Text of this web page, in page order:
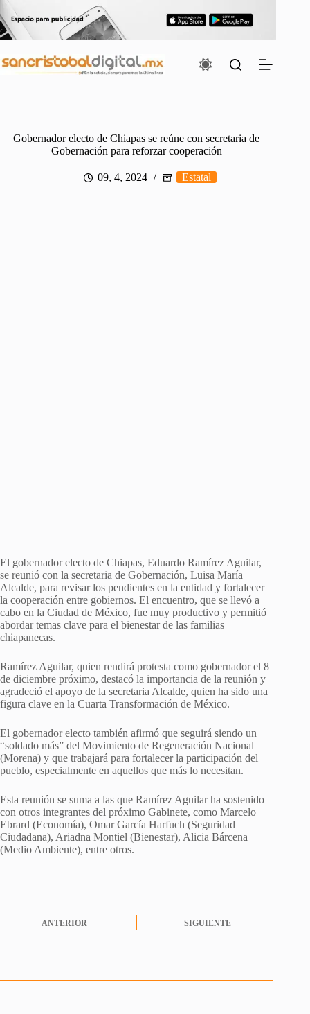
al
contenido
Gobernador electo de Chiapas se reúne con secretaria de
Gobernación para reforzar cooperación
09, 4, 2024 Estatal
El gobernador electo de Chiapas, Eduardo Ramírez Aguilar,
se reunió con la secretaria de Gobernación, Luisa María
Alcalde, para revisar los pendientes en la entidad y fortalecer
la cooperación entre gobiernos. El encuentro, que se llevó a
cabo en la Ciudad de México, fue muy productivo y permitió
abordar temas clave para el bienestar de las familias
chiapanecas.
Ramírez Aguilar, quien rendirá protesta como gobernador el 8
de diciembre próximo, destacó la importancia de la reunión y
agradeció el apoyo de la secretaria Alcalde, quien ha sido una
figura clave en la Cuarta Transformación de México.
El gobernador electo también afirmó que seguirá siendo un
“soldado más” del Movimiento de Regeneración Nacional
(Morena) y que trabajará para fortalecer la participación del
pueblo, especialmente en aquellos que más lo necesitan.
Esta reunión se suma a las que Ramírez Aguilar ha sostenido
con otros integrantes del próximo Gabinete, como Marcelo
Ebrard (Economía), Omar García Harfuch (Seguridad
Ciudadana), Ariadna Montiel (Bienestar), Alicia Bárcena
(Medio Ambiente), entre otros.
ANTERIOR SIGUIENTE